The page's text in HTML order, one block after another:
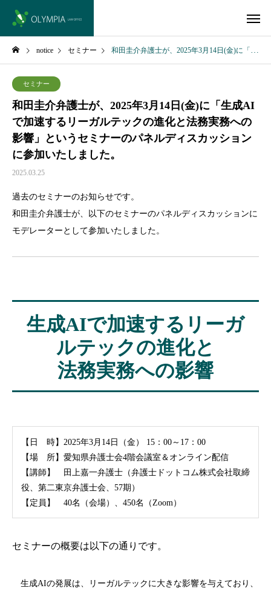
notice セミナー 和田圭介弁護士が、2025年3月14日(金)に「生成AIで加速するリーガルテックの進化と法務実務への影響」というセミナーのパネルディスカッションに参加いたしました。
セミナー
和田圭介弁護士が、2025年3月14日(金)に「生成AI
で加速するリーガルテックの進化と法務実務への
影響」というセミナーのパネルディスカッション
に参加いたしました。
2025.03.25
過去のセミナーのお知らせです。
和田圭介弁護士が、以下のセミナーのパネルディスカッションに
モデレーターとして参加いたしました。
生成AIで加速するリーガ
ルテックの進化と
法務実務への影響
【日 時】2025年3月14日（金） 15：00～17：00
【場 所】愛知県弁護士会4階会議室＆オンライン配信
【講師】 田上嘉一弁護士（弁護士ドットコム株式会社取締
役、第二東京弁護士会、57期）
【定員】 40名（会場）、450名（Zoom）
セミナーの概要は以下の通りです。
生成AIの発展は、リーガルテックに大きな影響を与えており、